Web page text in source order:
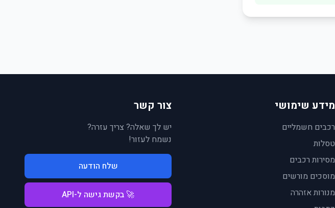
מידע שימושי
רכבים חשמליים
טסלות
מסירות רכבים
מוסכים מורשים
מנורות אזהרה
צור קשר
יש לך שאלה? צריך עזרה?
נשמח לעזור!
שלח הודעה
🚀 בקשת גישה ל-API